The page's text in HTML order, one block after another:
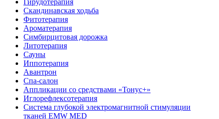
Скандинавская ходьба
Фитотерапия
Ароматерапия
Симбирцитовая дорожка
Литотерапия
Сауны
Иппотерапия
Авантрон
Спа-салон
Аппликации со средствами «Тонус+»
Иглорефлексотерапия
Система глубокой электромагнитной стимуляции
тканей EMW MED